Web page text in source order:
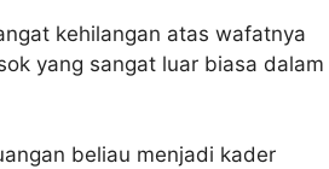
kehilangan atas wafatnya
yang sangat luar biasa dalam
beliau menjadi kader